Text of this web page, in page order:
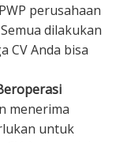
perusahaan
dilakukan
CV Anda bisa
menerima
untuk